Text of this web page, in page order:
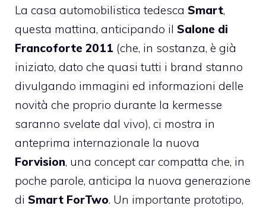
La casa automobilistica tedesca Smart,
questa mattina, anticipando il Salone di
Francoforte 2011 (che, in sostanza, è già
iniziato, dato che quasi tutti i brand stanno
divulgando immagini ed informazioni delle
novità che proprio durante la kermesse
saranno svelate dal vivo), ci mostra in
anteprima internazionale la nuova
Forvision, una concept car compatta che, in
poche parole, anticipa la nuova generazione
di Smart ForTwo. Un importante prototipo,